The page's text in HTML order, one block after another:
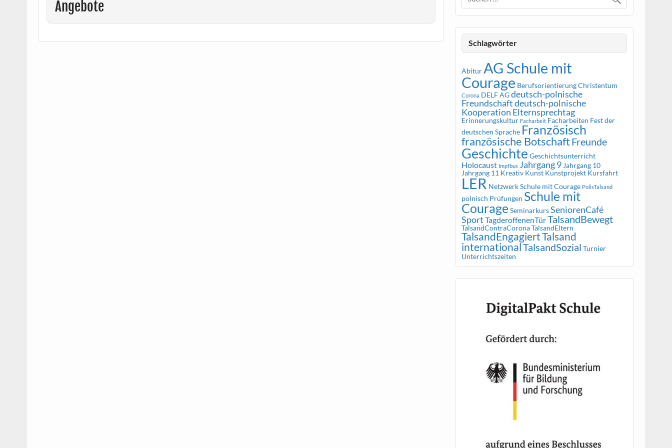
Angebote
Schlagwörter
AbiturAG Schule mit
Courage BerufsorientierungChristentum
Corona DELF AGdeutsch-polnische
Freundschaftdeutsch-polnische
Kooperation Elternsprechtag
Erinnerungskultur Facharbeit Facharbeiten Fest der
deutschen Sprache Französisch
französische BotschaftFreunde
Geschichte Geschichtsunterricht
Holocaust Impfbus Jahrgang 9 Jahrgang 10
Jahrgang 11 Kreativ Kunst Kunstprojekt Kursfahrt
LER Netzwerk Schule mit Courage PolisTalsand
polnisch Prüfungen Schule mit
Courage SeminarkursSeniorenCafé
Sport TagderoffenenTürTalsandBewegt
TalsandContraCoronaTalsandEltern
TalsandEngagiertTalsand
internationalTalsandSozial Turnier
Unterrichtszeiten